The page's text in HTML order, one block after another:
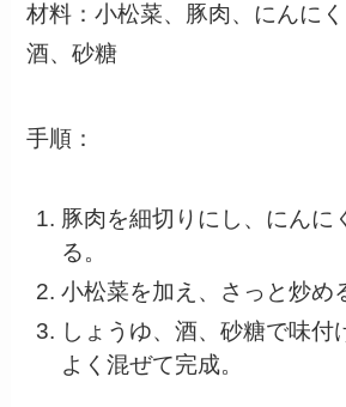
材料：小松菜、豚肉、にんにく
酒、砂糖
手順：
豚肉を細切りにし、にんに
る。
小松菜を加え、さっと炒め
しょうゆ、酒、砂糖で味付
よく混ぜて完成。